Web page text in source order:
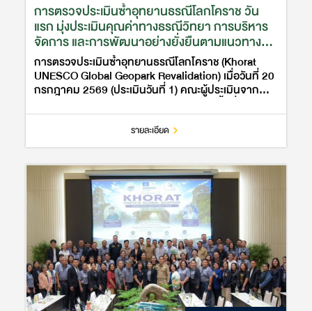
การตรวจประเมินซ้ำอุทยานธรณีโลกโคราช วัน
แรก มุ่งประเมินคุณค่าทางธรณีวิทยา การบริหาร
จัดการ และการพัฒนาอย่างยั่งยืนตามแนวทาง
UNESCO Global Geoparks
การตรวจประเมินซ้ำอุทยานธรณีโลกโคราช (Khorat
UNESCO Global Geopark Revalidation) เมื่อวันที่ 20
กรกฎาคม 2569 (ประเมินวันที่ 1) คณะผู้ประเมินจาก
เฉลิมพระเกียรติ จังหวัดนครร…
รายละเอียด